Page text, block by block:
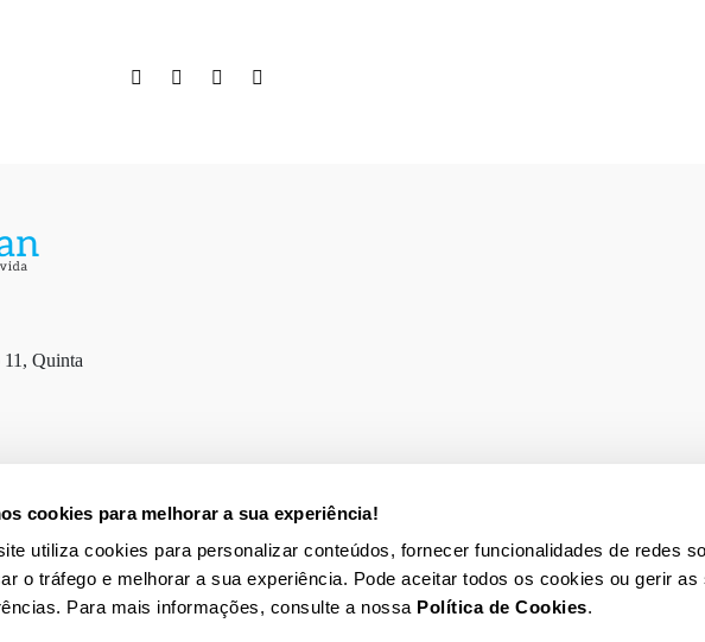
cookies para melhorar a sua experiência!
utiliza cookies para personalizar conteúdos, fornecer funcionalidades de redes
o tráfego e melhorar a sua experiência. Pode aceitar todos os cookies ou gerir as
Para mais informações, consulte a nossa Política de Cookies.
Quinta